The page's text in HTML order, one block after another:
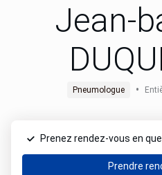
Jean-
Pneumologue •
Prenez rendez-vous en
Prendre